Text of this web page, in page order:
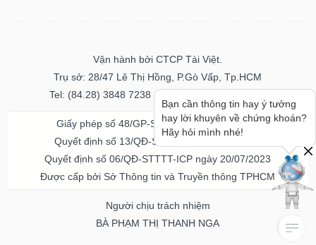
Vận hành bởi CTCP Tài Việt.
Trụ sở: 28/47 Lê Thị Hồng, P.Gò Vấp, Tp.HCM
Tel: (84.28) 3848 7238 - Fax: (84.28) 3848 7237
Giấy phép số 48/GP-STTTT ngày 04/11/2016
Quyết định số 13/QĐ-STTTT ngày 02/11/2017
Quyết định số 06/QĐ-STTTT-ICP ngày 20/07/2023
Được cấp bởi Sở Thông tin và Truyền thông TPHCM
Người chịu trách nhiệm
BÀ PHẠM THỊ THANH NGA
Bạn cần thông tin hay ý tưởng
hay lời khuyên về chứng khoán?
Hãy hỏi mình nhé!